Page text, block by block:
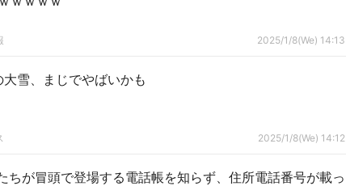
2025/1/8(We) 14:13
大雪、まじでやばいかも
2025/1/8(We) 14:12
ちが冒頭で登場する電話帳を知らず、住所電話番号が載っ